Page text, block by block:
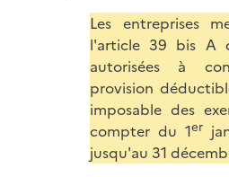
Les entreprises
l'article 39 bis A
autorisées à
provision
imposable des
compter du 1er
jusqu'au 31